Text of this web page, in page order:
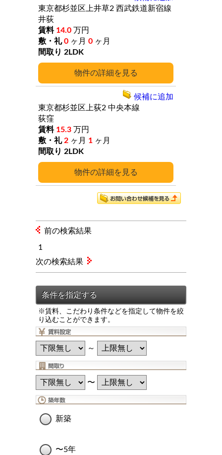
詳細
東京都杉並区上井草2 西武鉄道新宿線
井荻
14.0 万円
0 ヶ月 0 ヶ月
2LDK
詳細
東京都杉並区上荻2 中央本線
荻窪
15.3 万円
2 ヶ月 1 ヶ月
2LDK
候補に追加
前の検索結果
1
※賃料、こだわり条件などを指定して物件を絞
り込むことができます。
～
〜
新築
〜5年